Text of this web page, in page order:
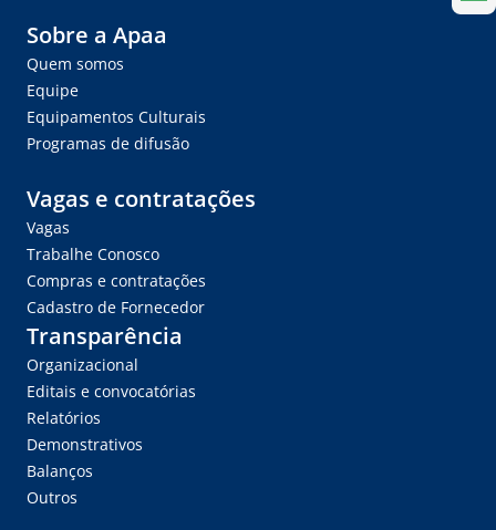
Sobre a Apaa
Quem somos
Equipe
Equipamentos Culturais
Programas de difusão
Vagas e contratações
Vagas
Trabalhe Conosco
Compras e contratações
Cadastro de Fornecedor
Transparência
Organizacional
Editais e convocatórias
Relatórios
Demonstrativos
Balanços
Outros